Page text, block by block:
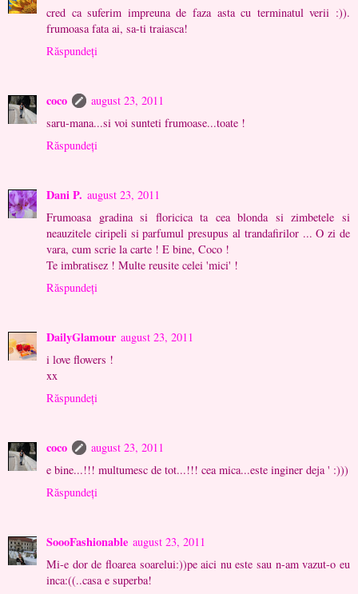
cred ca suferim impreuna de faza asta cu terminatul verii :)).
frumoasa fata ai, sa-ti traiasca!
Răspundeți
coco
august 23, 2011
saru-mana...si voi sunteti frumoase...toate !
Răspundeți
Dani P. august 23, 2011
Frumoasa gradina si floricica ta cea blonda si zimbetele si
neauzitele ciripeli si parfumul presupus al trandafirilor ... O zi de
vara, cum scrie la carte ! E bine, Coco !
Te imbratisez ! Multe reusite celei 'mici' !
Răspundeți
DailyGlamour august 23, 2011
i love flowers !
xx
Răspundeți
coco
august 23, 2011
e bine...!!! multumesc de tot...!!! cea mica...este inginer deja ' :)))
Răspundeți
SoooFashionable august 23, 2011
Mi-e dor de floarea soarelui:))pe aici nu este sau n-am vazut-o eu
inca:((..casa e superba!